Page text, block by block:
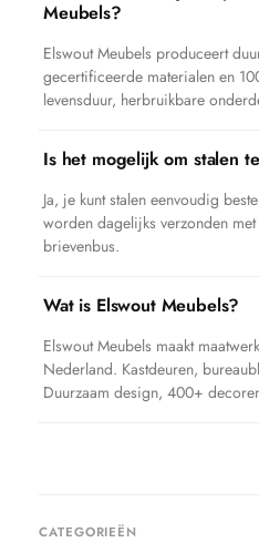
CATEGORIEËN
Meubels?
Elswout Meubels produceert
gecertificeerde materialen en
levensduur, herbruikbare
Is het mogelijk om stalen
Ja, je kunt stalen eenvoudig
worden dagelijks verzonden
brievenbus.
Wat is Elswout Meubels?
Elswout Meubels maakt
Nederland. Kastdeuren,
Duurzaam design, 400+